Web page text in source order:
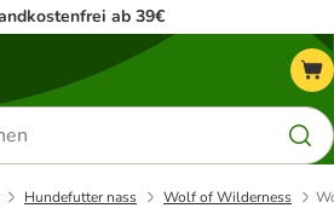
ab 39€
Hundefutter nass Wolf of Wilderness